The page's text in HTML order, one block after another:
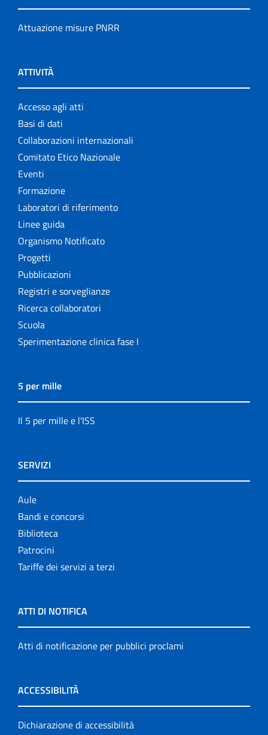
Attuazione misure PNRR
ATTIVITÀ
Accesso agli atti
Basi di dati
Collaborazioni internazionali
Comitato Etico Nazionale
Eventi
Formazione
Laboratori di riferimento
Linee guida
Organismo Notificato
Progetti
Pubblicazioni
Registri e sorveglianze
Ricerca collaboratori
Scuola
Sperimentazione clinica fase I
5 per mille
Il 5 per mille e l'ISS
SERVIZI
Aule
Bandi e concorsi
Biblioteca
Patrocini
Tariffe dei servizi a terzi
ATTI DI NOTIFICA
Atti di notificazione per pubblici proclami
ACCESSIBILITÀ
Dichiarazione di accessibilità